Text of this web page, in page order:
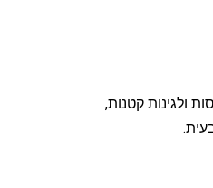
ולגינות קטנות,